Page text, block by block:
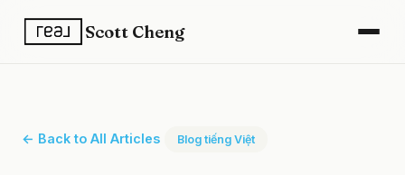
Scott Cheng
← Back to All Articles Blog tiếng Việt